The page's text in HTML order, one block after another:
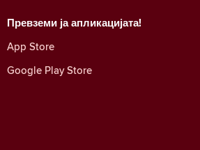
Превземи ја апликацијата!
App Store
Google Play Store